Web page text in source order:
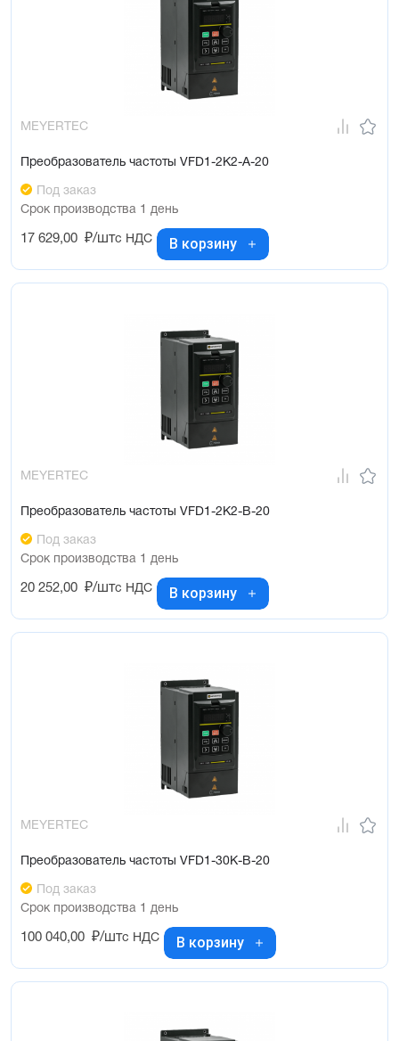
MEYERTEC
Преобразователь частоты VFD1-2K2-A-20
Под заказ
Срок производства 1 день
17 629,00 ₽/штс НДС В корзину
MEYERTEC
Преобразователь частоты VFD1-2K2-B-20
Под заказ
Срок производства 1 день
20 252,00 ₽/штс НДС В корзину
MEYERTEC
Преобразователь частоты VFD1-30K-B-20
Под заказ
Срок производства 1 день
100 040,00 ₽/штс НДС В корзину